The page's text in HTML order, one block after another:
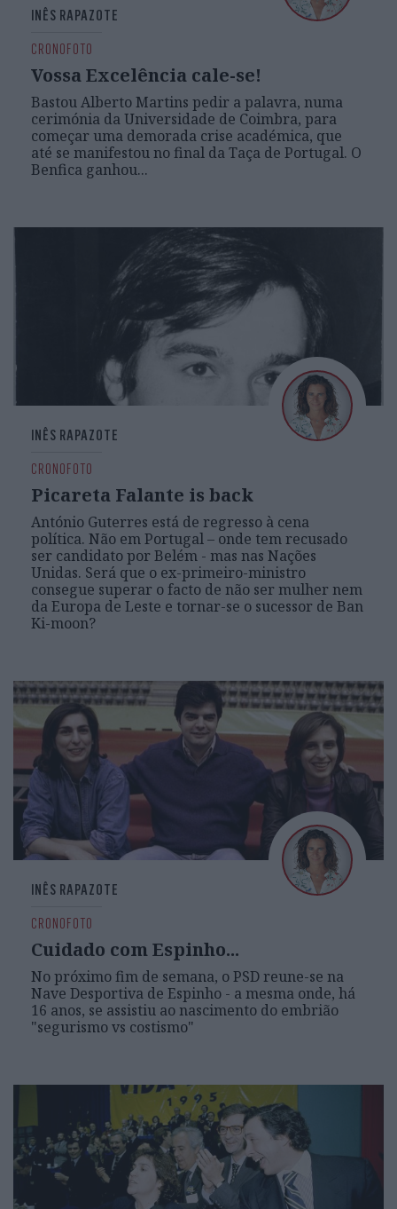
CRONOFOTO
Vossa Excelência cale-se!
Bastou Alberto Martins pedir a palavra, numa
cerimónia da Universidade de Coimbra, para
começar uma demorada crise académica, que
até se manifestou no final da Taça de Portugal. O
Benfica ganhou...
INÊS RAPAZOTE
CRONOFOTO
Picareta Falante is back
António Guterres está de regresso à cena
política. Não em Portugal – onde tem recusado
ser candidato por Belém - mas nas Nações
Unidas. Será que o ex-primeiro-ministro
consegue superar o facto de não ser mulher nem
da Europa de Leste e tornar-se o sucessor de Ban
Ki-moon?
INÊS RAPAZOTE
CRONOFOTO
Cuidado com Espinho...
No próximo fim de semana, o PSD reune-se na
Nave Desportiva de Espinho - a mesma onde, há
16 anos, se assistiu ao nascimento do embrião
"segurismo vs costismo"
INÊS RAPAZOTE